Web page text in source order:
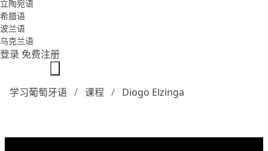
立陶宛语
希腊语
波兰语
乌克兰语
登录 免费注册
学习葡萄牙语 课程 Diogo Elzinga